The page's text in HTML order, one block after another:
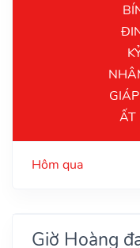
ẤT
Hôm qua
Giờ Hoàng